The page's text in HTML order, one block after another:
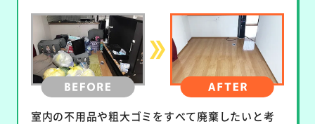
室内の不用品や粗大ゴミをすべて廃棄したいと考